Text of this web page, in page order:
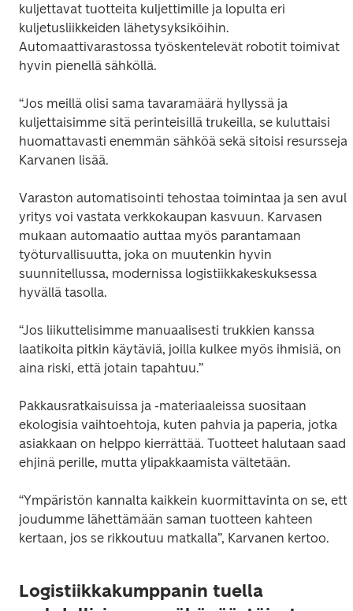
kuljettavat tuotteita kuljettimille ja lopulta eri
kuljetusliikkeiden lähetysyksiköihin.
Automaattivarastossa työskentelevät robotit toimivat
hyvin pienellä sähköllä.
“Jos meillä olisi sama tavaramäärä hyllyssä ja
kuljettaisimme sitä perinteisillä trukeilla, se kuluttaisi
huomattavasti enemmän sähköä sekä sitoisi
Karvanen lisää.
Varaston automatisointi tehostaa toimintaa ja sen
yritys voi vastata verkkokaupan kasvuun. Karvasen
mukaan automaatio auttaa myös parantamaan
työturvallisuutta, joka on muutenkin hyvin
suunnitellussa, modernissa logistiikkakeskuksessa
hyvällä tasolla.
“Jos liikuttelisimme manuaalisesti trukkien kanssa
laatikoita pitkin käytäviä, joilla kulkee myös ihmisiä, on
aina riski, että jotain tapahtuu.”
Pakkausratkaisuissa ja -materiaaleissa suositaan
ekologisia vaihtoehtoja, kuten pahvia ja paperia, jotka
asiakkaan on helppo kierrättää. Tuotteet halutaan saada
ehjinä perille, mutta ylipakkaamista vältetään.
“Ympäristön kannalta kaikkein kuormittavinta on se,
joudumme lähettämään saman tuotteen kahteen
kertaan, jos se rikkoutuu matkalla”, Karvanen kertoo.
Logistiikkakumppanin tuella